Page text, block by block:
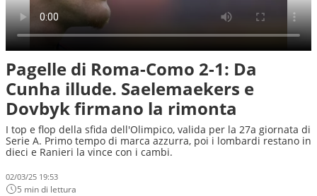
Pagelle di Roma-Como 2-1: Da
Cunha illude. Saelemaekers e
Dovbyk firmano la rimonta
I top e flop della sfida dell'Olimpico, valida per la 27a giornata di
Serie A. Primo tempo di marca azzurra, poi i lombardi restano in
dieci e Ranieri la vince con i cambi.
02/03/25 19:53
5 min di lettura